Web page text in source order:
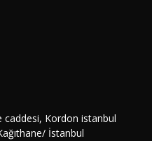
caddesi, Kordon istanbul
İstanbul